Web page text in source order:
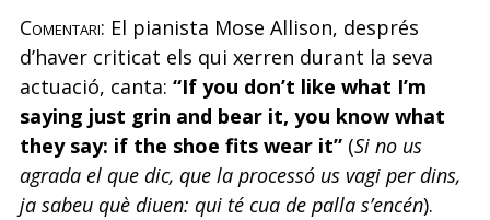
Comentari: El pianista Mose Allison, després
d’haver criticat els qui xerren durant la seva
actuació, canta: “If you don’t like what I’m
saying just grin and bear it, you know what
they say: if the shoe fits wear it”(Si no us
agrada el que dic, que la processó us vagi per dins,
ja sabeu què diuen: qui té cua de palla s’encén).